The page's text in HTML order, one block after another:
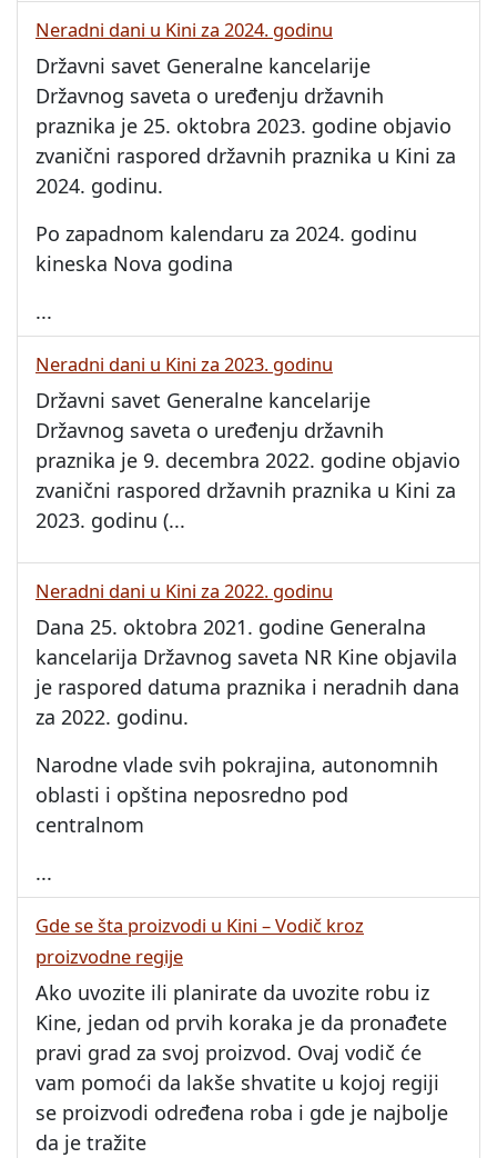
Neradni dani u Kini za 2024. godinu
Državni savet Generalne kancelarije
Državnog saveta o uređenju državnih
praznika je 25. oktobra 2023. godine objavio
zvanični raspored državnih praznika u Kini za
2024. godinu.
Po zapadnom kalendaru za 2024. godinu
kineska Nova godina
...
Neradni dani u Kini za 2023. godinu
Državni savet Generalne kancelarije
Državnog saveta o uređenju državnih
praznika je 9. decembra 2022. godine objavio
zvanični raspored državnih praznika u Kini za
2023. godinu (...
Neradni dani u Kini za 2022. godinu
Dana 25. oktobra 2021. godine Generalna
kancelarija Državnog saveta NR Kine objavila
je raspored datuma praznika i neradnih dana
za 2022. godinu.
Narodne vlade svih pokrajina, autonomnih
oblasti i opština neposredno pod
centralnom
...
Gde se šta proizvodi u Kini – Vodič kroz
proizvodne regije
Ako uvozite ili planirate da uvozite robu iz
Kine, jedan od prvih koraka je da pronađete
pravi grad za svoj proizvod. Ovaj vodič će
vam pomoći da lakše shvatite u kojoj regiji
se proizvodi određena roba i gde je najbolje
da je tražite